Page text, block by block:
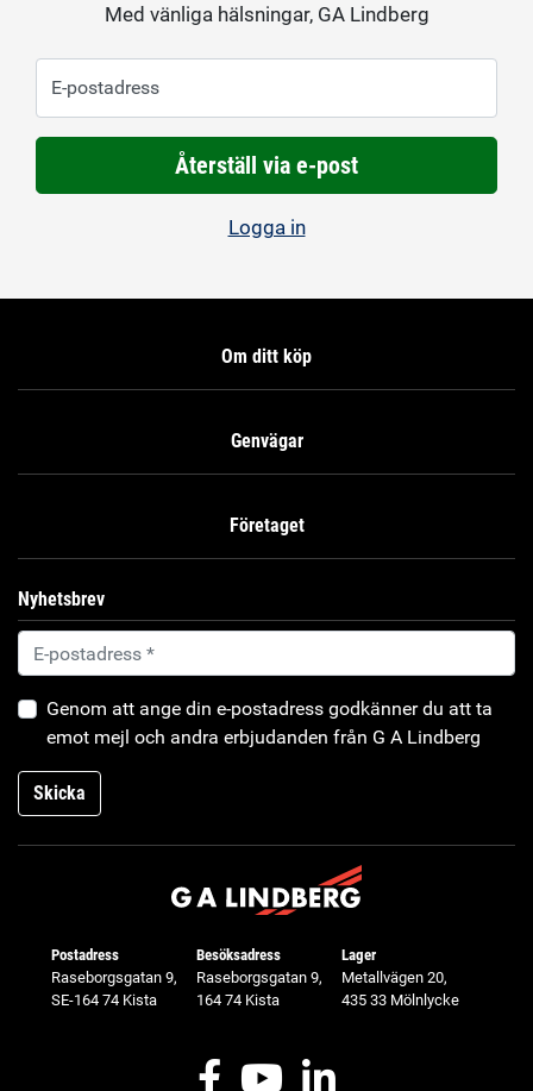
Med vänliga hälsningar, GA Lindberg
E-postadress
Återställ via e-post
Logga in
Om ditt köp
Genvägar
Företaget
Nyhetsbrev
Genom att ange din e-postadress godkänner du att ta
emot mejl och andra erbjudanden från G A Lindberg
Skicka
Postadress
Raseborgsgatan 9,
SE-164 74 Kista
Besöksadress
Raseborgsgatan 9,
164 74 Kista
Lager
Metallvägen 20,
435 33 Mölnlycke
FacebookYoutubeLinkedIn